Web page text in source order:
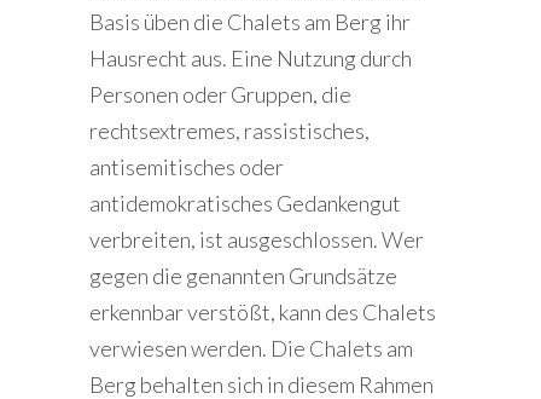
Basis üben die Chalets am Berg ihr
Hausrecht aus. Eine Nutzung durch
Personen oder Gruppen, die
rechtsextremes, rassistisches,
antisemitisches oder
antidemokratisches Gedankengut
verbreiten, ist ausgeschlossen. Wer
gegen die genannten Grundsätze
erkennbar verstößt, kann des Chalets
verwiesen werden. Die Chalets am
Berg behalten sich in diesem Rahmen